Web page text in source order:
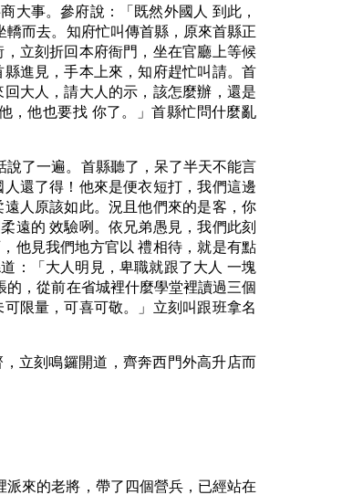
大事。參府說：「既然外國人 到此，
而去。知府忙叫傳首縣，原來首縣正
立刻折回本府衙門，坐在官廳上等候
進見，手本上來，知府趕忙叫請。首
大人，請大人的示，該怎麼辦，還是
，他也要找 你了。」首縣忙問什麼亂
了一遍。首縣聽了，呆了半天不能言
還了得！他來是便衣短打，我們這邊
人原該如此。況且他們來的是客，你
遠的 效驗咧。依兄弟愚見，我們此刻
他見我們地方官以 禮相待，就是有點
：「大人明見，卑職就跟了大人 一塊
，從前在省城裡什麼學堂裡讀過三個
限量，可喜可敬。」立刻叫跟班拿名
立刻鳴鑼開道，齊奔西門外高升店而
來的老將，帶了四個營兵，已經站在